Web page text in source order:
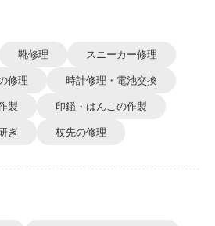
靴修理 スニーカー修理
修理 時計修理・電池交換
製 印鑑・はんこの作製
ぎ 杖先の修理